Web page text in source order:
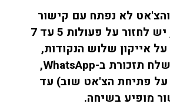
לא נפתח עם קישור
המילוי, יש לחזור על פעולות 5 עד 7
אייקון שלוש הנקודות,
בחירת שלח תזכורת ב-WhatsApp,
על פתיחת הצ'אט שוב) עד
מופיע בשיחה.